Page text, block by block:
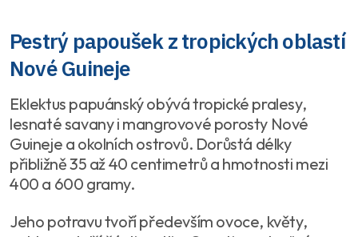
Pestrý papoušek z tropických oblastí
Nové Guineje
Eklektus papuánský obývá tropické pralesy,
lesnaté savany i mangrovové porosty Nové
Guineje a okolních ostrovů. Dorůstá délky
přibližně 35 až 40 centimetrů a hmotnosti mezi
400 a 600 gramy.
Jeho potravu tvoří především ovoce, květy,